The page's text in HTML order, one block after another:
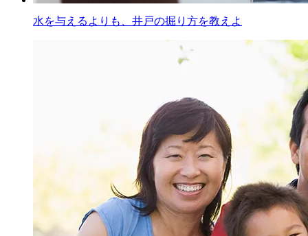
水を与えるよりも、井戸の掘り方を教えよ